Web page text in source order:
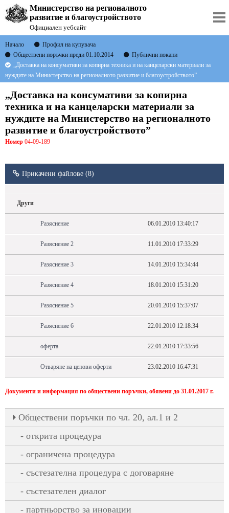
Министерство на регионалното
развитие и благоустройството
Официален уебсайт
Начало
Профил на купувача
Обществени поръчки преди 01.10.2014
Публични покани
„Доставка на консумативи за копирна техника и на канцеларски материали за
нуждите на Министерство на регионалното развитие и благоустройството”
„Доставка на консумативи за копирна
техника и на канцеларски материали за
нуждите на Министерство на регионалното
развитие и благоустройството”
Номер 04-09-189
Прикачени файлове (8)
Други
Разяснение 06.01.2010 13:40:17
Разяснение 2 11.01.2010 17:33:29
Разяснение 3 14.01.2010 15:34:44
Разяснение 4 18.01.2010 15:31:20
Разяснение 5 20.01.2010 15:37:07
Разяснение 6 22.01.2010 12:18:34
оферта 22.01.2010 17:33:56
Отваряне на ценови оферти 23.02.2010 16:47:31
Документи и информация по обществени поръчки, обявени до 31.01.2017 г.
Oбществени поръчки по чл. 20, ал.1 и 2
открита процедура
ограничена процедура
състезателна процедура с договаряне
състезателен диалог
партньорство за иновации